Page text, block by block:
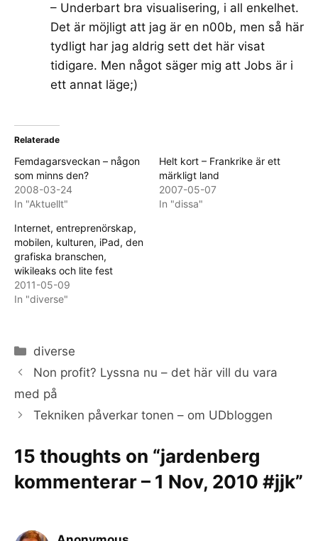
– Underbart bra visualisering, i all enkelhet.
Det är möjligt att jag är en n00b, men så här
tydligt har jag aldrig sett det här visat
tidigare. Men något säger mig att Jobs är i
ett annat läge;)
Relaterade
Femdagarsveckan – någon
som minns den?
2008-03-24
In "Aktuellt"
Helt kort – Frankrike är ett
märkligt land
2007-05-07
In "dissa"
Internet, entreprenörskap,
mobilen, kulturen, iPad, den
grafiska branschen,
wikileaks och lite fest
2011-05-09
In "diverse"
Categories
diverse
Non profit? Lyssna nu – det här vill du vara
med på
Tekniken påverkar tonen – om UDbloggen
15 thoughts on “jardenberg
kommenterar – 1 Nov, 2010 #jjk”